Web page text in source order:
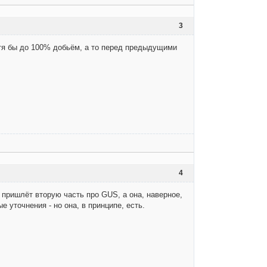
3
бы до 100% добьём, а то перед предыдущими
4
вторую часть про GUS, а она, наверное,
уточнения - но она, в принципе, есть.